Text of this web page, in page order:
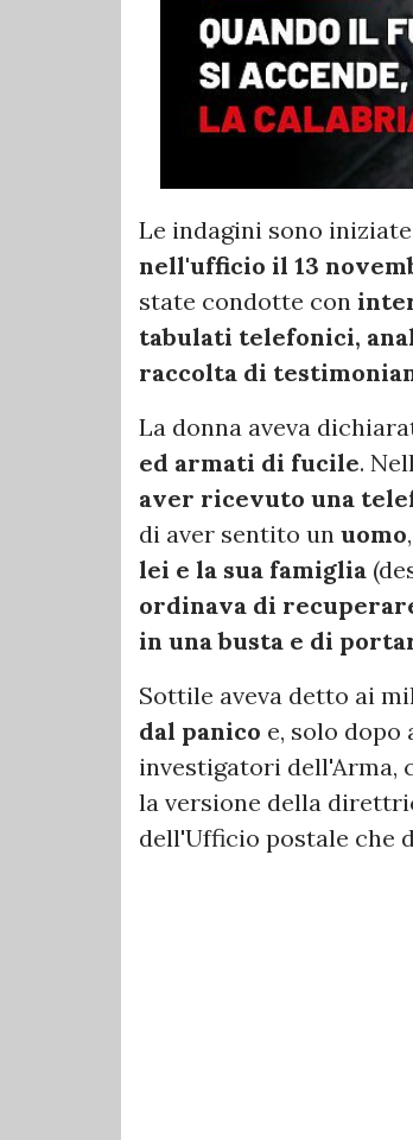
Le indagini sono
nell'ufficio il 13
state condotte con
tabulati telefonici,
raccolta di
La donna aveva
ed armati di fucile.
aver ricevuto una
di aver sentito un uomo
lei e la sua famiglia
ordinava di
in una busta e di
Sottile aveva detto ai
dal panico e, solo dopo
investigatori dell'Arma,
la versione della
dell'Ufficio postale che